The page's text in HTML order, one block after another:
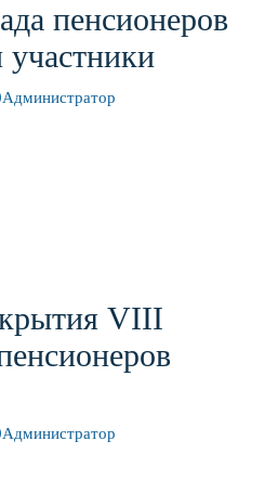
пенсионеров
Администратор
VIII
Администратор